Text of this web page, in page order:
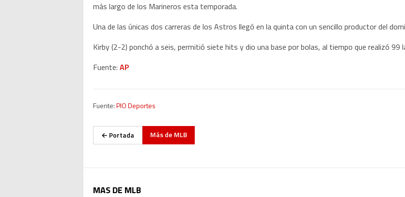
más largo de los Marineros esta temporada.
Una de las únicas dos carreras de los Astros llegó en la quinta con un sencillo productor del
Kirby (2-2) ponchó a seis, permitió siete hits y dio una base por bolas, al tiempo que realizó 99
Fuente: AP
Fuente:PIO Deportes
← Portada Más de MLB
MAS DE MLB